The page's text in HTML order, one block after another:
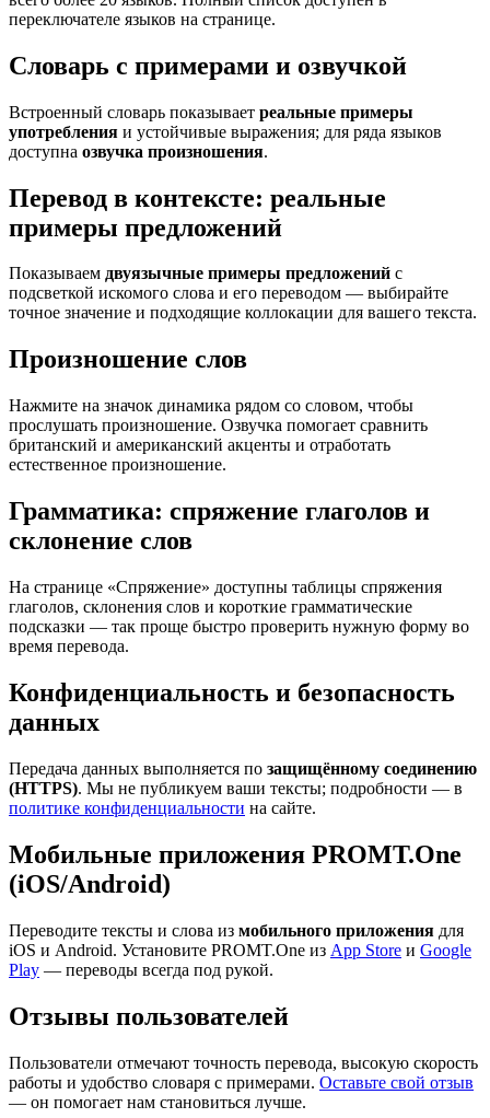
переключателе языков на странице.
Словарь с примерами и озвучкой
Встроенный словарь показывает реальные примеры
употребления и устойчивые выражения; для ряда языков
доступна озвучка произношения.
Перевод в контексте: реальные
примеры предложений
Показываем двуязычные примеры предложений с
подсветкой искомого слова и его переводом — выбирайте
точное значение и подходящие коллокации для вашего текста.
Произношение слов
Нажмите на значок динамика рядом со словом, чтобы
прослушать произношение. Озвучка помогает сравнить
британский и американский акценты и отработать
естественное произношение.
Грамматика: спряжение глаголов и
склонение слов
На странице «Спряжение» доступны таблицы спряжения
глаголов, склонения слов и короткие грамматические
подсказки — так проще быстро проверить нужную форму во
время перевода.
Конфиденциальность и безопасность
данных
Передача данных выполняется по защищённому соединению
(HTTPS). Мы не публикуем ваши тексты; подробности — в
политике конфиденциальности на сайте.
Мобильные приложения PROMT.One
(iOS/Android)
Переводите тексты и слова из мобильного приложения для
iOS и Android. Установите PROMT.One из App Store и Google
Play — переводы всегда под рукой.
Отзывы пользователей
Пользователи отмечают точность перевода, высокую скорость
работы и удобство словаря с примерами. Оставьте свой отзыв
— он помогает нам становиться лучше.